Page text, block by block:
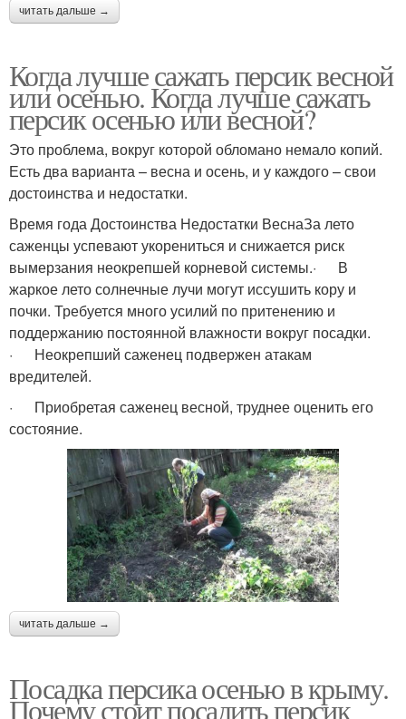
читать дальше →
Когда лучше сажать персик весной
или осенью. Когда лучше сажать
персик осенью или весной?
Это проблема, вокруг которой обломано немало копий.
Есть два варианта – весна и осень, и у каждого – свои
достоинства и недостатки.
Время года Достоинства Недостатки ВеснаЗа лето
саженцы успевают укорениться и снижается риск
вымерзания неокрепшей корневой системы.· В
жаркое лето солнечные лучи могут иссушить кору и
почки. Требуется много усилий по притенению и
поддержанию постоянной влажности вокруг посадки.
· Неокрепший саженец подвержен атакам
вредителей.
· Приобретая саженец весной, труднее оценить его
состояние.
читать дальше →
Посадка персика осенью в крыму.
Почему стоит посадить персик